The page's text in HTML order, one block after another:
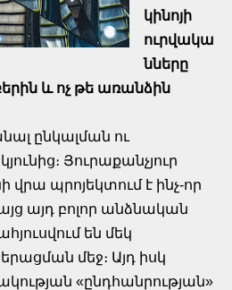
կինոյի
ուրվակա
նները
և ոչ թե առանձին
ընկալման ու
Յուրաքանչյուր
պրոյեկտում է ինչ-որ
այդ բոլոր անձնական
են մեկ
մեջ։ Այդ իսկ
«ընդհանրության»